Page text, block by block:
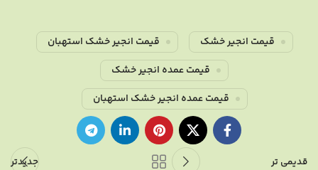
قیمت انجیر خشک
قیمت انجیر خشک استهبان
قیمت عمده انجیر خشک
قیمت عمده انجیر خشک استهبان
جدیدتر قدیمی تر